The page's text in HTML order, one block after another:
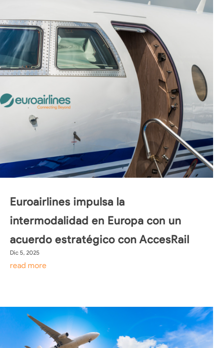
Euroairlines impulsa la
intermodalidad en Europa con un
acuerdo estratégico con AccesRail
Dic 5, 2025
read more